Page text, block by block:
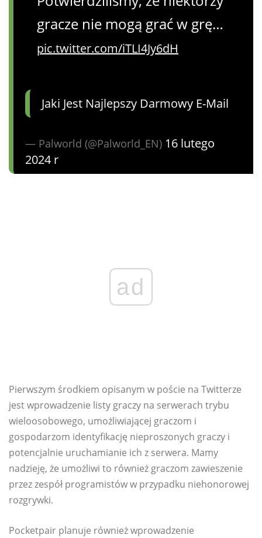
gracze nie mogą grać w grę…
pic.twitter.com/iTLI4Jy6dH
Jaki Jest Najlepszy Darmowy E-Mail
— Palworld (@Palworld_EN) 16 lutego
2024 r
ad
Pierwszym środkiem opisanym w poście na Twitterze
jest wprowadzenie listy graczy na serwerach trybu
wieloosobowego, umożliwiającej graczom i
gospodarzom identyfikację nieproszonych graczy i
potencjalnie uruchamianie ich z serwera. Mamy
nadzieję, że umożliwi to również graczom zawieszenie
przez zespół programistów w przypadku niehonorowej
rozgrywki.
Pocketpair planuje również wprowadzenie